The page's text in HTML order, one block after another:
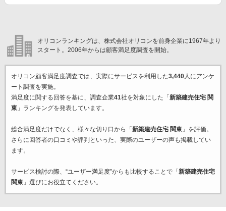
オリコンランキングは、株式会社オリコンを前身企業に1967年より
スタート。2006年からは顧客満足度調査を開始。
オリコン顧客満足度調査では、実際にサービスを利用した3,440人にアンケ
ート調査を実施。
満足度に関する回答を基に、調査企業41社を対象にした「 新築建売住宅 関
東」ランキングを発表しています。
総合満足度だけでなく、様々な切り口から「 新築建売住宅 関東」を評価。
さらに回答者の口コミや評判といった、実際のユーザーの声も掲載してい
ます。
サービス検討の際、“ユーザー満足度”からも比較することで「 新築建売住宅
関東」選びにお役立てください。